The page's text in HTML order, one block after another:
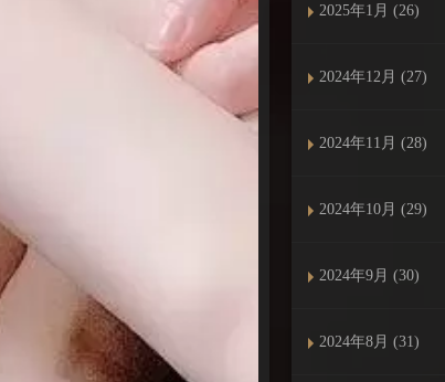
2025年1月 (26)
2024年12月 (27)
2024年11月 (28)
2024年10月 (29)
2024年9月 (30)
2024年8月 (31)